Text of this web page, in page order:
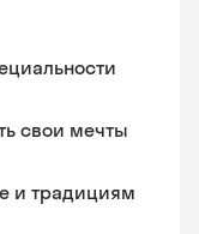
свои мечты
и традициям